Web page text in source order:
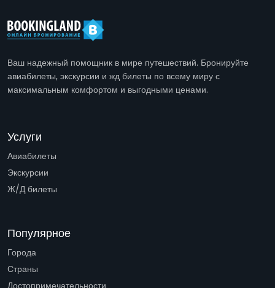
Ваш надежный помощник в мире путешествий. Бронируйте
авиабилеты, экскурсии и жд билеты по всему миру с
максимальным комфортом и выгодными ценами.
Услуги
Авиабилеты
Экскурсии
Ж/Д билеты
Популярное
Города
Страны
Достопримечательности